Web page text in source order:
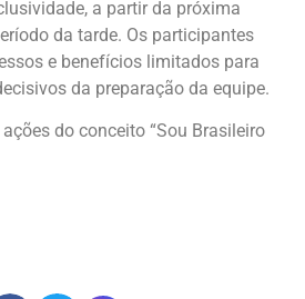
a partir da próxima
da tarde. Os participantes
e benefícios limitados para
da preparação da equipe.
do conceito “Sou Brasileiro